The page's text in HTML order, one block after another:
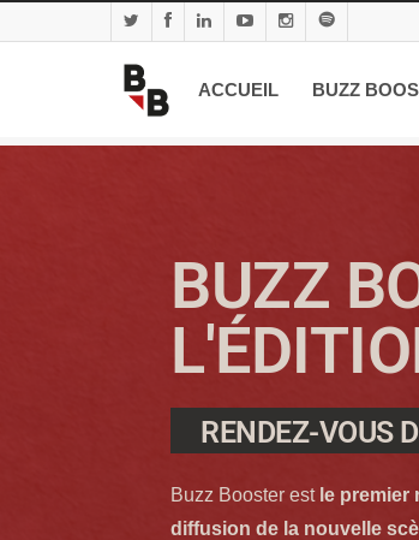
ACCUEIL BUZZ
BUZZ
RENDEZ-VOUS
Buzz Booster est le premier
diffusion de la nouvelle